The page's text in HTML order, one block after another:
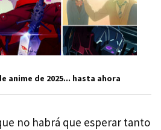
anime de 2025... hasta ahora
no habrá que esperar tanto